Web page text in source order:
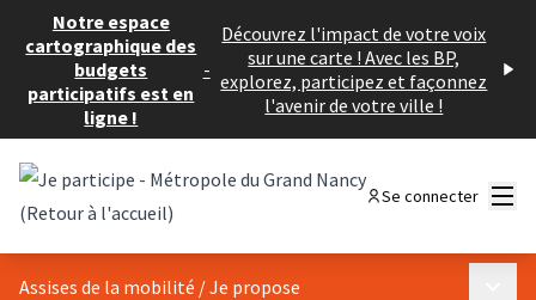
Notre espace
cartographique des
budgets
participatifs est en
ligne !
-
Découvrez l'impact de votre voix
sur une carte ! Avec les BP,
explorez, participez et façonnez
l'avenir de votre ville !
Se connecter
Assises de la mobilité /Je propose